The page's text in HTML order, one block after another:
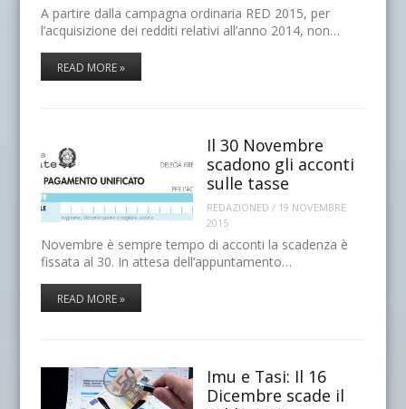
A partire dalla campagna ordinaria RED 2015, per
l’acquisizione dei redditi relativi all’anno 2014, non…
READ MORE »
Il 30 Novembre
scadono gli acconti
sulle tasse
REDAZIONED / 19 NOVEMBRE
2015
Novembre è sempre tempo di acconti la scadenza è
fissata al 30. In attesa dell’appuntamento…
READ MORE »
Imu e Tasi: Il 16
Dicembre scade il